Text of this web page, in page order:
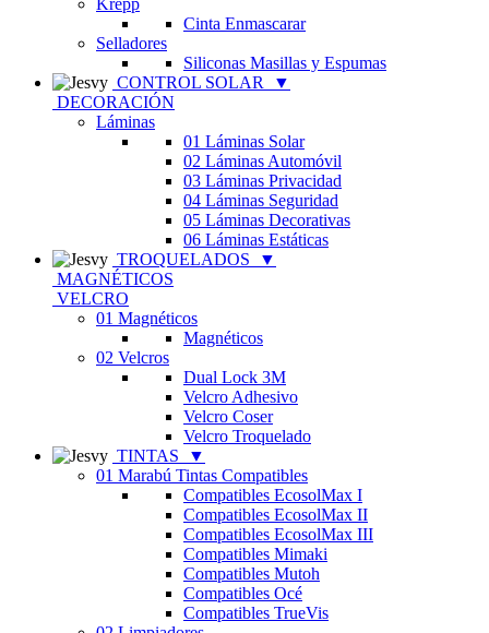
Krepp
Cinta Enmascarar
Selladores
Siliconas Masillas y Espumas
CONTROL SOLAR
▼
DECORACIÓN
Láminas
01 Láminas Solar
02 Láminas Automóvil
03 Láminas Privacidad
04 Láminas Seguridad
05 Láminas Decorativas
06 Láminas Estáticas
TROQUELADOS
▼
MAGNÉTICOS
VELCRO
01 Magnéticos
Magnéticos
02 Velcros
Dual Lock 3M
Velcro Adhesivo
Velcro Coser
Velcro Troquelado
TINTAS
▼
01 Marabú Tintas Compatibles
Compatibles EcosolMax I
Compatibles EcosolMax II
Compatibles EcosolMax III
Compatibles Mimaki
Compatibles Mutoh
Compatibles Océ
Compatibles TrueVis